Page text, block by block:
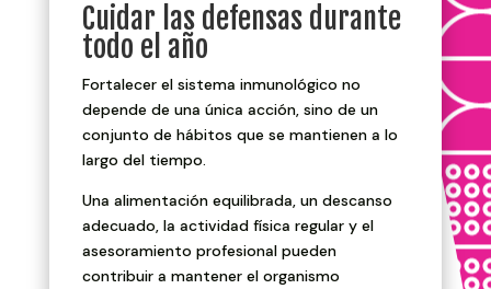
Cuidar las defensas durante
todo el año
Fortalecer el sistema inmunológico no
depende de una única acción, sino de un
conjunto de hábitos que se mantienen a lo
largo del tiempo.
Una alimentación equilibrada, un descanso
adecuado, la actividad física regular y el
asesoramiento profesional pueden
contribuir a mantener el organismo